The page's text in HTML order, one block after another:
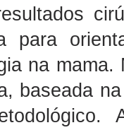
para
na
baseada